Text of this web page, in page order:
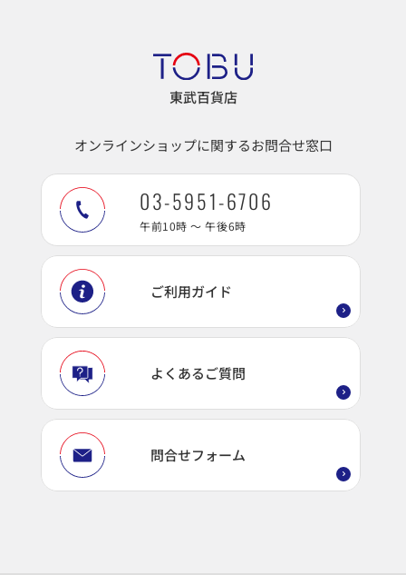
東武百貨店
オンラインショップに関するお問合せ窓口
03-5951-6706
午前10時 ～ 午後6時
ご利用ガイド
よくあるご質問
問合せフォーム